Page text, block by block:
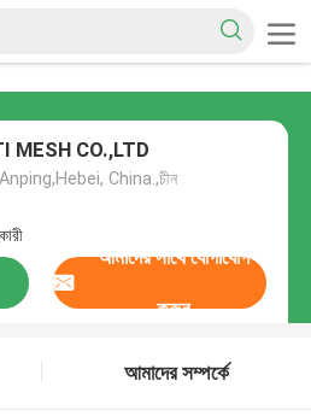
MESH CO.,LTD
China.,চীন
আমাদের সাথে যোগাযোগ
করুন
আমাদের সম্পর্কে